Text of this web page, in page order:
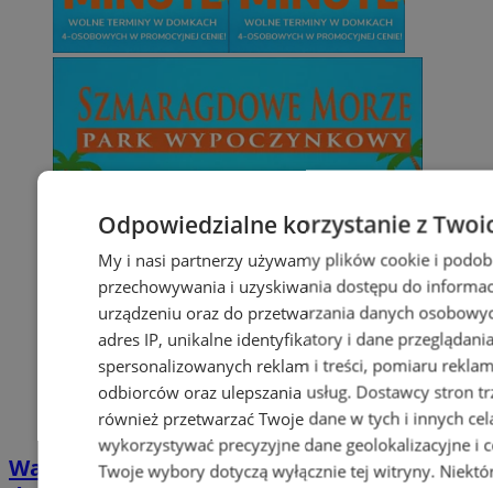
Wakacyjny wypoczynek nad Bałtykiem w
Odpowiedzialne korzystanie z
My i nasi partnerzy używamy plików cookie i
przechowywania i uzyskiwania dostępu do
urządzeniu oraz do przetwarzania danych
adres IP, unikalne identyfikatory i dane
spersonalizowanych reklam i treści, pomiaru
odbiorców oraz ulepszania usług. Dostawcy stron
również przetwarzać Twoje dane w tych i innych
wykorzystywać precyzyjne dane geolokalizacyjne i
Twoje wybory dotyczą wyłącznie tej witryny.